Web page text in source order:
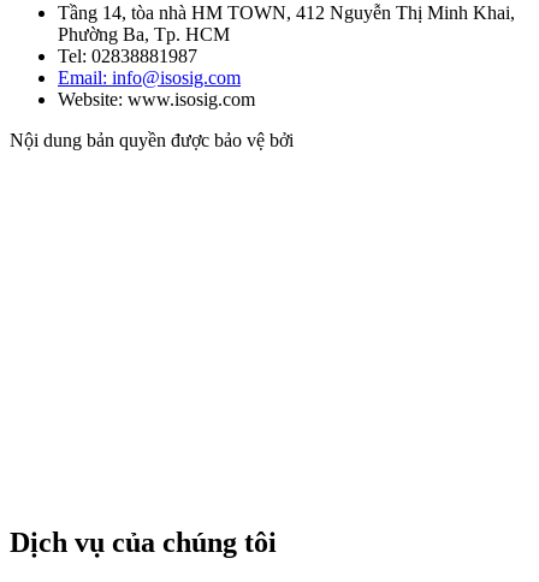
Tầng 14, tòa nhà HM TOWN, 412 Nguyễn Thị Minh Khai,
Phường Ba, Tp. HCM
Tel: 02838881987
Email: info@isosig.com
Website: www.isosig.com
Nội dung bản quyền được bảo vệ bởi
Dịch vụ của chúng tôi